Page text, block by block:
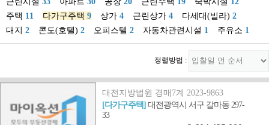
주택 11 다가구주택 9 상가 4 근린상가 4 다세대(빌라) 2
대지 2 콘도(호텔) 2 오피스텔 2 자동차관련시설 1 주유소 1
정렬방법 :
대전지방법원 경매7계 2023-9863
[다가구주택]대전광역시 서구 갈마동 297-
33